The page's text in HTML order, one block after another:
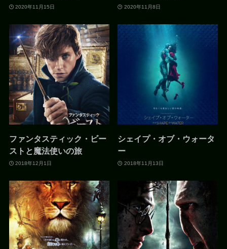
2020年11月15日 2020年11月8日
ファンタスティック・ビー
ストと魔法使いの旅
2018年12月1日
シェイプ・オブ・ウォータ
ー
2018年11月13日